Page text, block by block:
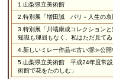
1. 山梨県立美術館
2. 特別展「増田誠 パリ－人生の哀
3. 特別展「川端康成コレクション
知識も理屈もなく、私はただ見てゐ
4. 新しいミレー作品≪古い塀≫公開
5. 山梨県立美術館 平成24年度常
術館で花をたのしむ」